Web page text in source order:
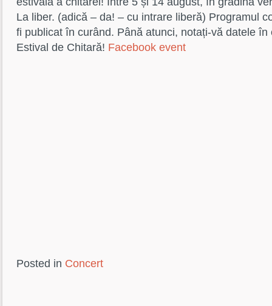
La liber. (adică – da! – cu intrare liberă) Programul
fi publicat în curând. Până atunci, notați-vă datele în
Estival de Chitară! Facebook event
Posted in Concert